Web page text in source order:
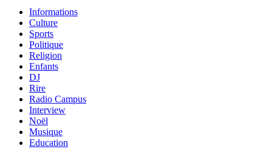
Informations
Culture
Sports
Politique
Religion
Enfants
DJ
Rire
Radio Campus
Interview
Noël
Musique
Education